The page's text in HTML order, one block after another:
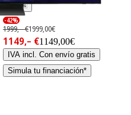
-42%
1999,– €1999,00€
1149,– €1149,00€
IVA incl. Con envío gratis
Simula tu financiación*